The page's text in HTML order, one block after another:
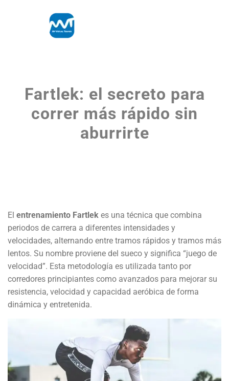
Fartlek: el secreto para
correr más rápido sin
aburrirte
El entrenamiento Fartlek es una técnica que combina
periodos de carrera a diferentes intensidades y
velocidades, alternando entre tramos rápidos y tramos más
lentos. Su nombre proviene del sueco y significa “juego de
velocidad”. Esta metodología es utilizada tanto por
corredores principiantes como avanzados para mejorar su
resistencia, velocidad y capacidad aeróbica de forma
dinámica y entretenida.